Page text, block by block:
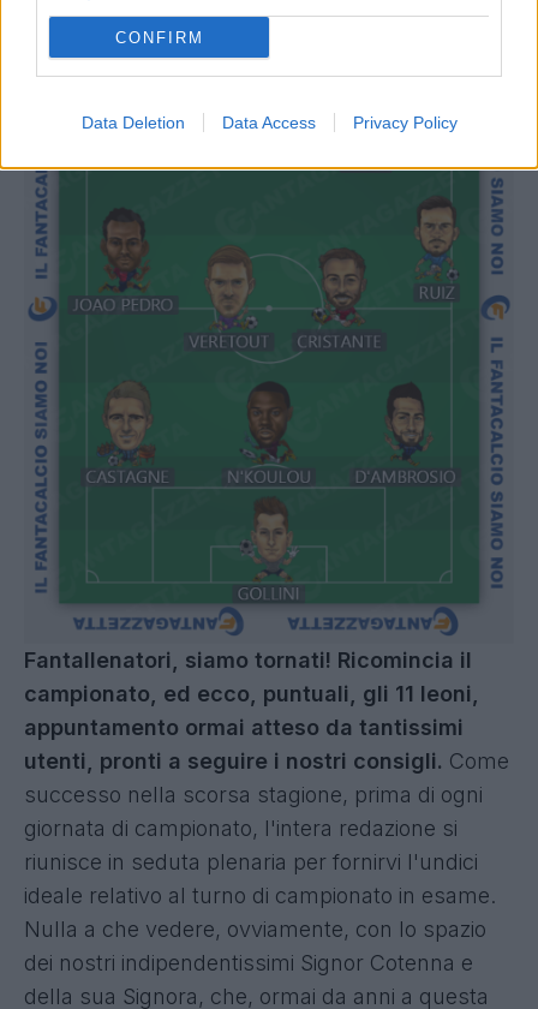
CONFIRM
Data Deletion Data Access Privacy Policy
Fantallenatori, siamo tornati! Ricomincia il
campionato, ed ecco, puntuali, gli 11 leoni,
appuntamento ormai atteso da tantissimi
utenti, pronti a seguire i nostri consigli. Come
successo nella scorsa stagione, prima di ogni
giornata di campionato, l'intera redazione si
riunisce in seduta plenaria per fornirvi l'undici
ideale relativo al turno di campionato in esame.
Nulla a che vedere, ovviamente, con lo spazio
dei nostri indipendentissimi Signor Cotenna e
della sua Signora, che, ormai da anni a questa